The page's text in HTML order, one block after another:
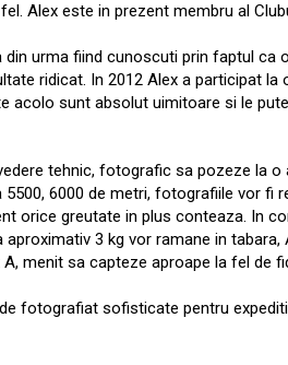
Alex este in prezent membru al
urma fiind cunoscuti prin faptul ca
ridicat. In 2012 Alex a participat la
acolo sunt absolut uimitoare si le
tehnic, fotografic sa pozeze la o
6000 de metri, fotografiile vor fi
orice greutate in plus conteaza. In
3 kg vor ramane in tabara,
menit sa capteze aproape la fel de
fotografiat sofisticate pentru